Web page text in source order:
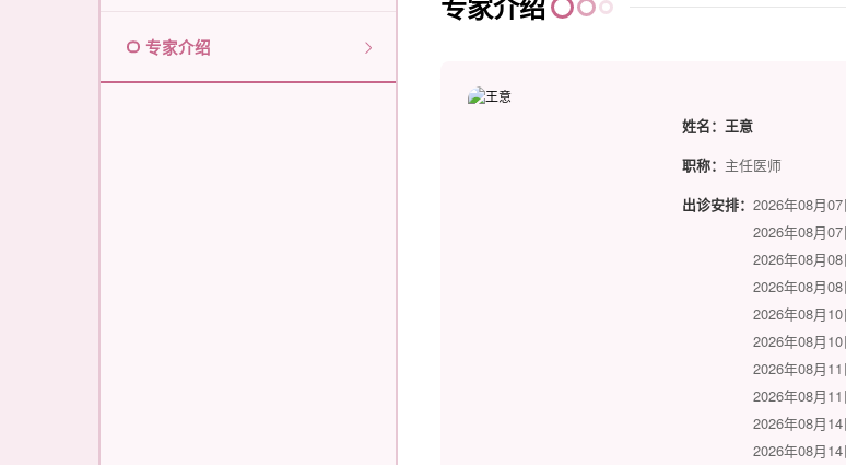
专家介绍
姓名： 王意
职称： 主任医师
出诊安排： 2026年08月
2026年08月
2026年08月
2026年08月
2026年08月
2026年08月
2026年08月
2026年08月
2026年08月
2026年08月